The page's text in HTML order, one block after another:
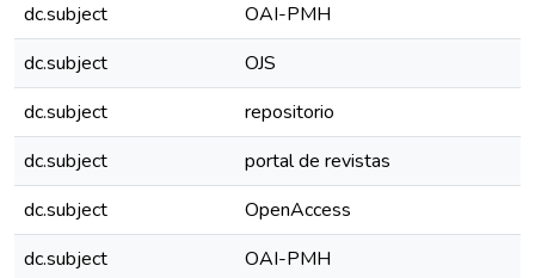
dc.subject
OAI-PMH
dc.subject
OJS
dc.subject
repositorio
dc.subject
portal de revistas
dc.subject
OpenAccess
dc.subject
OAI-PMH